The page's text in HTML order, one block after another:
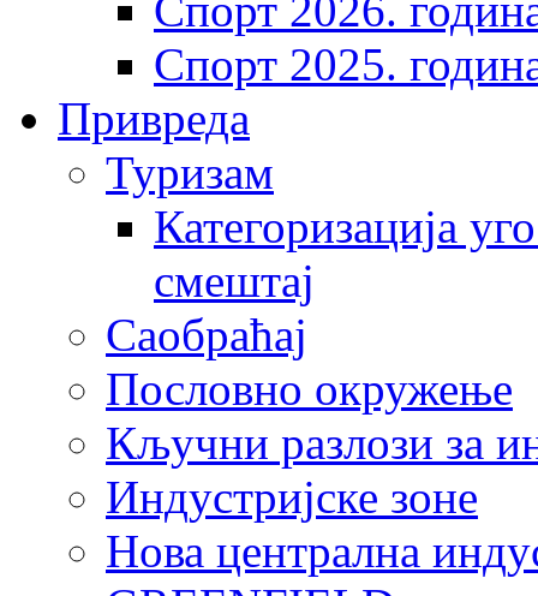
Спорт 2025.
Привреда
Туризам
Категоризација
смештај
Саобраћај
Пословно окружење
Кључни разлози за
Индустријске зоне
Нова централна